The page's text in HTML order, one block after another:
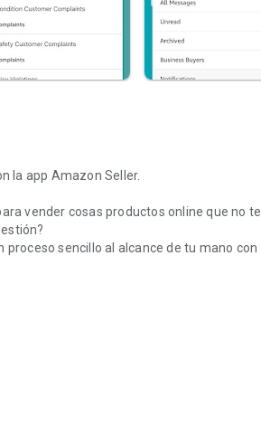
la app Amazon Seller.
vender cosas productos online que no te
proceso sencillo al alcance de tu mano con
electrónicos, libros… en tan solo